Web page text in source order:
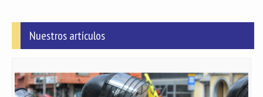
Nuestros artículos